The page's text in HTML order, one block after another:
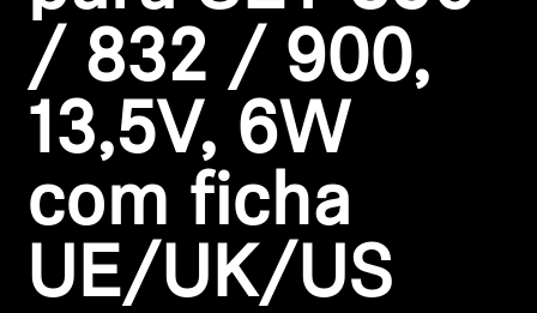
Peças e Acessórios Originais para Audição
Barras de som
AMBEO Soundbars e Subs
Descobre a AMBEO
Peças e Acessórios AMBEO
/ 832 / 900,
13,5V, 6W
com ficha
UE/UK/US